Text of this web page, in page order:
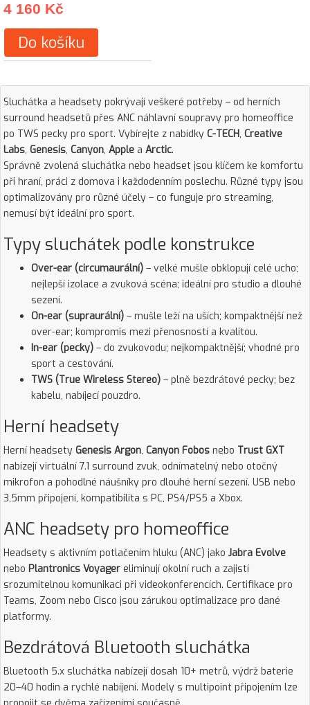
4 160 Kč
Do košíku
Sluchátka a headsety pokrývají veškeré potřeby – od herních
surround headsetů přes ANC náhlavní soupravy pro homeoffice
po TWS pecky pro sport. Vybírejte z nabídky C-TECH, Creative
Labs, Genesis, Canyon, Apple a Arctic.
Správně zvolená sluchátka nebo headset jsou klíčem ke komfortu
při hraní, práci z domova i každodenním poslechu. Různé typy jsou
optimalizovány pro různé účely – co funguje pro streaming,
nemusí být ideální pro sport.
Typy sluchátek podle konstrukce
Over-ear (circumaurální) – velké mušle obklopují celé ucho;
nejlepší izolace a zvuková scéna; ideální pro studio a dlouhé
sezení.
On-ear (supraurální) – mušle leží na uších; kompaktnější než
over-ear; kompromis mezi přenosností a kvalitou.
In-ear (pecky) – do zvukovodu; nejkompaktnější; vhodné pro
sport a cestování.
TWS (True Wireless Stereo) – plně bezdrátové pecky; bez
kabelu, nabíjecí pouzdro.
Herní headsety
Herní headsety Genesis Argon, Canyon Fobos nebo Trust GXT
nabízejí virtuální 7.1 surround zvuk, odnímatelný nebo otočný
mikrofon a pohodlné náušníky pro dlouhé herní sezení. USB nebo
3,5mm připojení, kompatibilita s PC, PS4/PS5 a Xbox.
ANC headsety pro homeoffice
Headsety s aktivním potlačením hluku (ANC) jako Jabra Evolve
nebo Plantronics Voyager eliminují okolní ruch a zajistí
srozumitelnou komunikaci při videokonferencích. Certifikace pro
Teams, Zoom nebo Cisco jsou zárukou optimalizace pro dané
platformy.
Bezdrátová Bluetooth sluchátka
Bluetooth 5.x sluchátka nabízejí dosah 10+ metrů, výdrž baterie
20–40 hodin a rychlé nabíjení. Modely s multipoint připojením lze